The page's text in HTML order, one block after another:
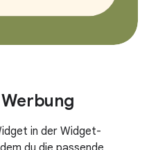
in der Widget-